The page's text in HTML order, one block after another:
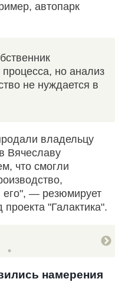
автопарк
но анализ
не нуждается в
владельцу
Вячеславу
что смогли
его", — резюмирует
"Галактика".
намерения